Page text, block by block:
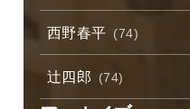
西野春平 (74)
辻四郎 (74)